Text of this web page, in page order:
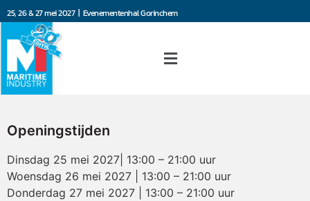
25, 26 & 27 mei 2027 | Evenementenhal Gorinchem
Openingstijden
Dinsdag 25 mei 2027| 13:00 – 21:00 uur
Woensdag 26 mei 2027 | 13:00 – 21:00 uur
Donderdag 27 mei 2027 | 13:00 – 21:00 uur